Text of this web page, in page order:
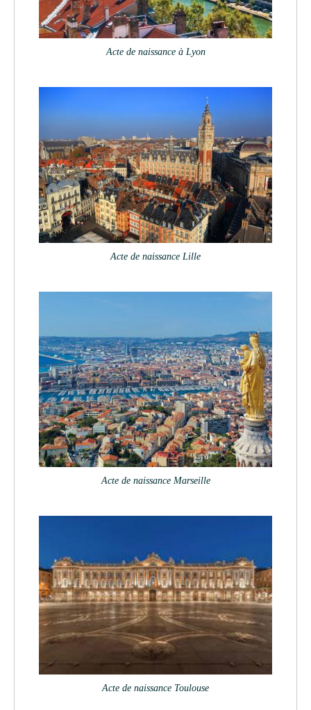
Acte de naissance à Lyon
Acte de naissance Lille
Acte de naissance Marseille
Acte de naissance Toulouse